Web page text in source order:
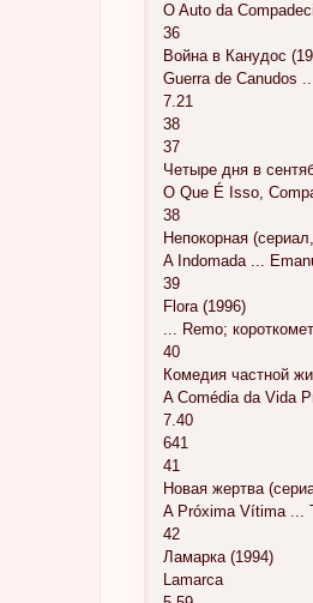
O Auto da
36
Война в Канудос
Guerra de Canudos
7.21
38
37
Четыре дня в
O Que É Isso,
38
Непокорная
A Indomada ...
39
Flora (1996)
... Remo;
40
Комедия частной
A Comédia da Vida
7.40
641
41
Новая жертва
A Próxima Vítima ...
42
Ламарка (1994)
Lamarca